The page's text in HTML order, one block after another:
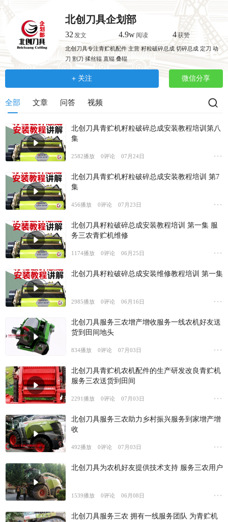
转
主
要
内
北创刀具企划部
32 发文 4.9w 阅读 4获赞
北创刀具专注青贮机配件 主营 籽粒破碎总成 切碎总成 定刀 动
刀 割刀 揉丝辊 直辊 叠辊
关注 微信分享
全部 文章 问答 视频
北创刀具青贮机籽粒破碎总成安装教程培训第八
集
2582播放 0评论 07月24日
北创刀具青贮机籽粒破碎总成安装教程培训 第7
集
456播放 0评论 07月23日
北创刀具籽粒破碎总成安装教程培训 第一集 服
务三农青贮机维修
1174播放 0评论 06月25日
北创刀具籽粒破碎总成安装维修教程培训 第一集
2985播放 0评论 06月16日
北创刀具服务三农增产增收服务一线农机好友送
货到田间地头
834播放 0评论 07月03日
北创刀具青贮机农机配件的生产研发改良青贮机
服务三农送货到田间
2291播放 0评论 07月03日
北创刀具服务三农助力乡村振兴服务到家增产增
收
492播放 0评论 07月03日
北创刀具为农机好友提供技术支持 服务三农用户
1539播放 0评论 06月08日
北创刀具服务三农 拥有一线服务团队 为青贮机